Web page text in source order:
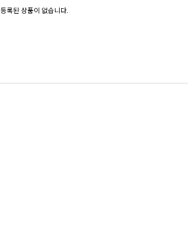
등록된 상품이 없습니다.